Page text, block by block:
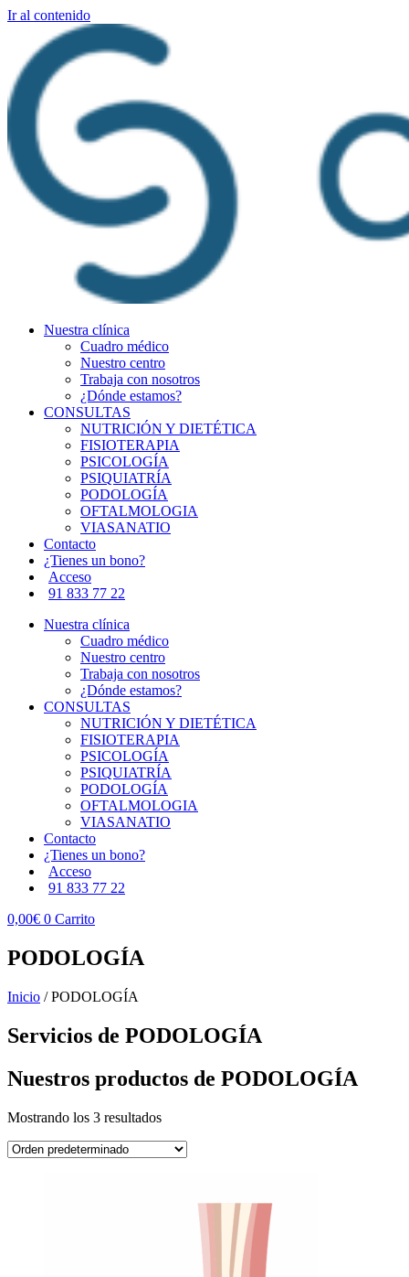
Ir al contenido
Nuestra clínica
Cuadro médico
Nuestro centro
Trabaja con nosotros
¿Dónde estamos?
CONSULTAS
NUTRICIÓN Y DIETÉTICA
FISIOTERAPIA
PSICOLOGÍA
PSIQUIATRÍA
PODOLOGÍA
OFTALMOLOGIA
VIASANATIO
Contacto
¿Tienes un bono?
Acceso
91 833 77 22
Nuestra clínica
Cuadro médico
Nuestro centro
Trabaja con nosotros
¿Dónde estamos?
CONSULTAS
NUTRICIÓN Y DIETÉTICA
FISIOTERAPIA
PSICOLOGÍA
PSIQUIATRÍA
PODOLOGÍA
OFTALMOLOGIA
VIASANATIO
Contacto
¿Tienes un bono?
Acceso
91 833 77 22
0,00€ 0 Carrito
PODOLOGÍA
Inicio / PODOLOGÍA
Servicios de PODOLOGÍA
Nuestros productos de PODOLOGÍA
Mostrando los 3 resultados